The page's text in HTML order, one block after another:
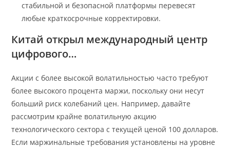
стабильной и безопасной платформы перевесят
любые краткосрочные корректировки.
Китай открыл международный центр
цифрового…
Акции с более высокой волатильностью часто требуют
более высокого процента маржи, поскольку они несут
больший риск колебаний цен. Например, давайте
рассмотрим крайне волатильную акцию
технологического сектора с текущей ценой 100 долларов.
Если маржинальные требования установлены на уровне